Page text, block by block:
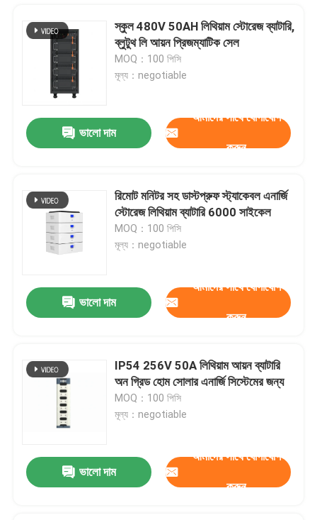
স্কুল 480V 50AH লিথিয়াম স্টোরেজ ব্যাটারি,
ব্লুটুথ লি আয়ন প্রিজম্যাটিক সেল
MOQ：100 পিসি
মূল্য：negotiable
ভালো দাম
আমাদের সাথে যোগাযোগ
করুন
রিমোট মনিটর সহ ডাস্টপ্রুফ স্ট্যাকেবল এনার্জি
স্টোরেজ লিথিয়াম ব্যাটারি 6000 সাইকেল
MOQ：100 পিসি
মূল্য：negotiable
ভালো দাম
আমাদের সাথে যোগাযোগ
করুন
IP54 256V 50A লিথিয়াম আয়ন ব্যাটারি
অন গ্রিড হোম সোলার এনার্জি সিস্টেমের জন্য
MOQ：100 পিসি
মূল্য：negotiable
ভালো দাম
আমাদের সাথে যোগাযোগ
করুন